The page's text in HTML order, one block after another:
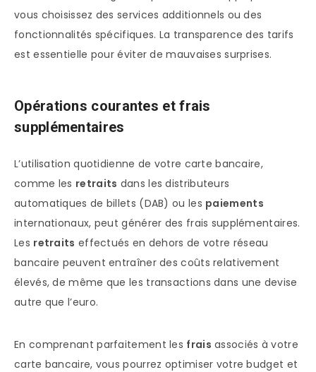
vous choisissez des services additionnels ou des
fonctionnalités spécifiques. La transparence des tarifs
est essentielle pour éviter de mauvaises surprises.
Opérations courantes et frais
supplémentaires
L’utilisation quotidienne de votre carte bancaire,
comme les retraits dans les distributeurs
automatiques de billets (DAB) ou les paiements
internationaux, peut générer des frais supplémentaires.
Les retraits effectués en dehors de votre réseau
bancaire peuvent entraîner des coûts relativement
élevés, de même que les transactions dans une devise
autre que l’euro.
En comprenant parfaitement les frais associés à votre
carte bancaire, vous pourrez optimiser votre budget et